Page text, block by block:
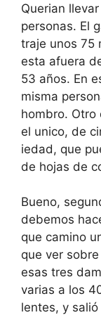
Querian
personas. El
traje unos 75
esta afuera
53 años. En
misma
hombro. Otro
el unico, de
iedad, que
de hojas de
Bueno,
debemos
que camino
que ver
esas tres
varias a los
lentes, y